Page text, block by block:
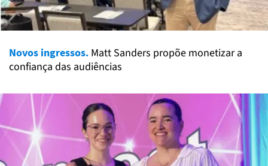
Novos ingressos. Matt Sanders propõe monetizar a
confiança das audiências